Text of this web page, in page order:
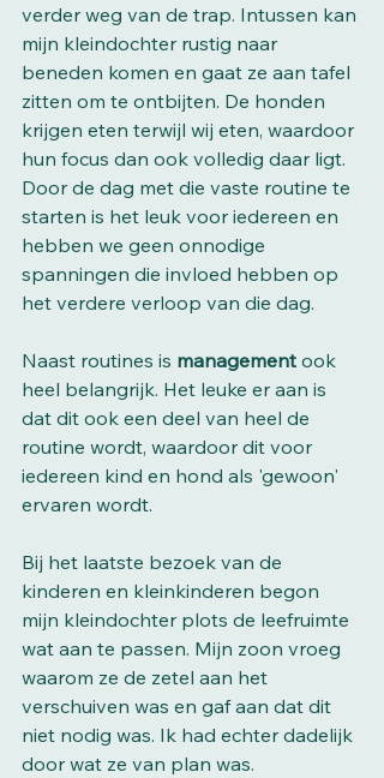
verder weg van de trap. Intussen kan
mijn kleindochter rustig naar
beneden komen en gaat ze aan tafel
zitten om te ontbijten. De honden
krijgen eten terwijl wij eten, waardoor
hun focus dan ook volledig daar ligt.
Door de dag met die vaste routine te
starten is het leuk voor iedereen en
hebben we geen onnodige
spanningen die invloed hebben op
het verdere verloop van die dag.
Naast routines is management ook
heel belangrijk. Het leuke er aan is
dat dit ook een deel van heel de
routine wordt, waardoor dit voor
iedereen kind en hond als 'gewoon'
ervaren wordt.
Bij het laatste bezoek van de
kinderen en kleinkinderen begon
mijn kleindochter plots de leefruimte
wat aan te passen. Mijn zoon vroeg
waarom ze de zetel aan het
verschuiven was en gaf aan dat dit
niet nodig was. Ik had echter dadelijk
door wat ze van plan was.